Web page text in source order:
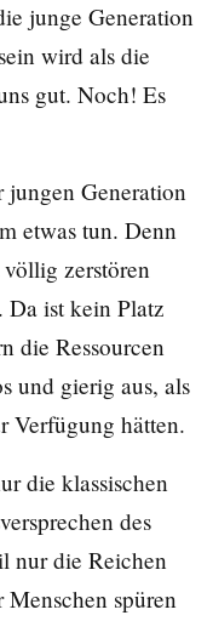
junge Generation
wird als die
gut. Noch! Es
jungen Generation
etwas tun. Denn
zerstören
Da ist kein Platz
die Ressourcen
und gierig aus, als
Verfügung hätten.
die klassischen
des
nur die Reichen
spüren